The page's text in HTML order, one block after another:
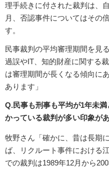
理手続きに付された裁判は、
月、否認事件についてはその
す。
民事裁判の平均審理期間を見
過誤やIT、知的財産に関する
は審理期間が長くなる傾向に
あります」
Q.民事も刑事も平均が1年未
かっている裁判が多い印象があ
牧野さん「確かに、昔は長期
ば、リクルート事件における
での裁判は1989年12月から